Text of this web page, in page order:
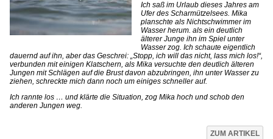
Ich saß im Urlaub dieses Jahres am
Ufer des Scharmützelsees. Mika
planschte als Nichtschwimmer im
Wasser herum. als ein deutlich
älterer Junge ihn im Spiel unter
Wasser zog. Ich schaute eigentlich
dauernd auf ihn, aber das Geschrei: „Stopp, ich will das nicht, lass mich los!“,
verbunden mit einigen Klatschern, als Mika versuchte den deutlich älteren
Jungen mit Schlägen auf die Brust davon abzubringen, ihn unter Wasser zu
ziehen, schreckte mich dann noch um einiges schneller auf.
Ich rannte los … und klärte die Situation, zog Mika hoch und schob den
anderen Jungen weg.
ZUM ARTIKEL